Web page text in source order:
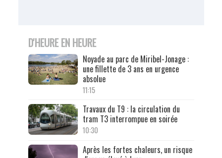
D'HEURE EN HEURE
Noyade au parc de Miribel-Jonage :
une fillette de 3 ans en urgence
absolue
11:15
Travaux du T9 : la circulation du
tram T3 interrompue en soirée
10:30
Après les fortes chaleurs, un risque